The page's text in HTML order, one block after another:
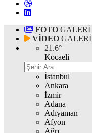
FOTO GALERİ
VİDEO GALERİ
21.6°
Kocaeli
İstanbul
Ankara
İzmir
Adana
Adıyaman
Afyon
Ağrı